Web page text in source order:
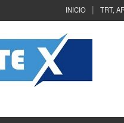
INICIO TRT,